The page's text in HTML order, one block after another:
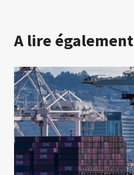
A lire également